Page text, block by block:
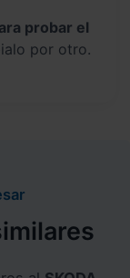
probar el
por otro.